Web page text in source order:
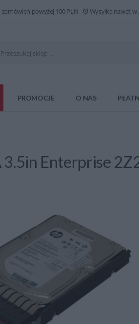
powyżej 100 PLN Wysyłka nawet w
PROMOCJE O NAS
Enterprise